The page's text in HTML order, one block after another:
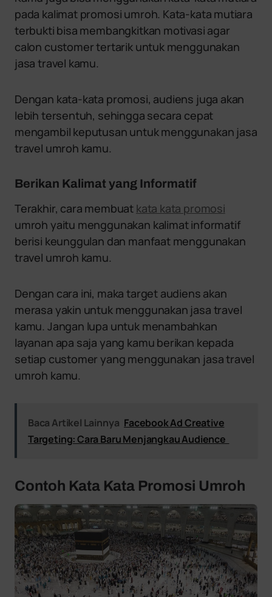
pada kalimat promosi umroh. Kata-kata mutiara
terbukti bisa membangkitkan motivasi agar
calon customer tertarik untuk menggunakan
jasa travel kamu.
Dengan kata-kata promosi, audiens juga akan
lebih tersentuh, sehingga secara cepat
mengambil keputusan untuk menggunakan jasa
travel umroh kamu.
Berikan Kalimat yang Informatif
Terakhir, cara membuat kata kata promosi
umroh yaitu menggunakan kalimat informatif
berisi keunggulan dan manfaat menggunakan
travel umroh kamu.
Dengan cara ini, maka target audiens akan
merasa yakin untuk menggunakan jasa travel
kamu. Jangan lupa untuk menambahkan
layanan apa saja yang kamu berikan kepada
setiap customer yang menggunakan jasa travel
umroh kamu.
Baca Artikel Lainnya Facebook Ad Creative
Targeting: Cara Baru Menjangkau Audience
Contoh Kata Kata Promosi Umroh